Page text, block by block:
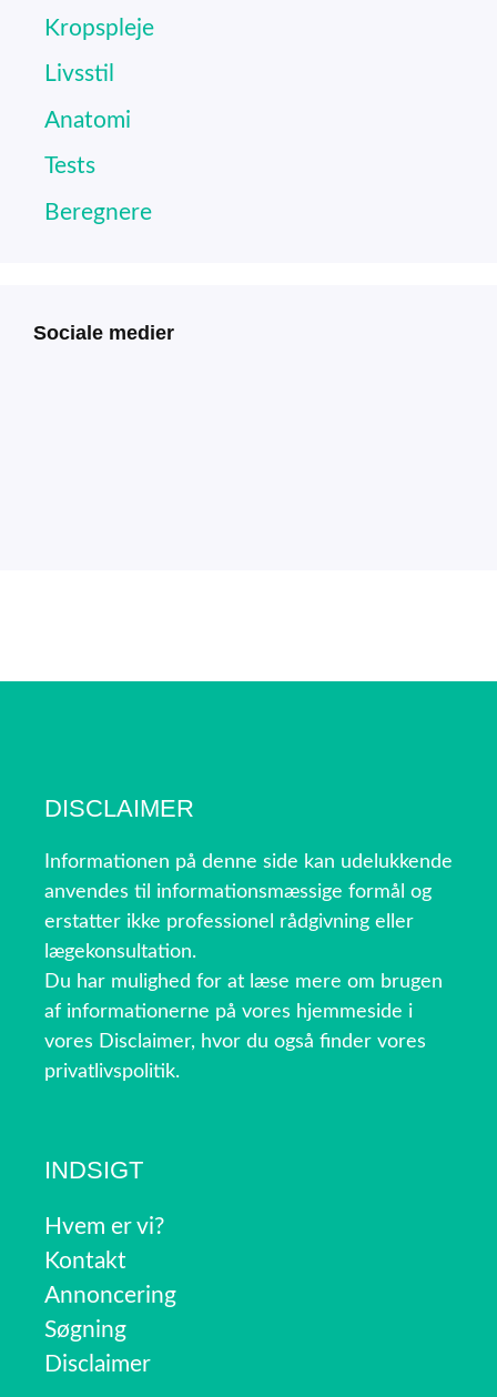
Kropspleje
Livsstil
Anatomi
Tests
Beregnere
Sociale medier
DISCLAIMER
Informationen på denne side kan udelukkende
anvendes til informationsmæssige formål og
erstatter ikke professionel rådgivning eller
lægekonsultation.
Du har mulighed for at læse mere om brugen
af informationerne på vores hjemmeside i
vores Disclaimer, hvor du også finder vores
privatlivspolitik.
INDSIGT
Hvem er vi?
Kontakt
Annoncering
Søgning
Disclaimer